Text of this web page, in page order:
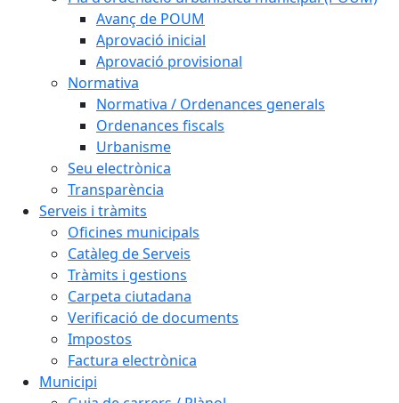
Avanç de POUM
Aprovació inicial
Aprovació provisional
Normativa
Normativa / Ordenances generals
Ordenances fiscals
Urbanisme
Seu electrònica
Transparència
Serveis i tràmits
Oficines municipals
Catàleg de Serveis
Tràmits i gestions
Carpeta ciutadana
Verificació de documents
Impostos
Factura electrònica
Municipi